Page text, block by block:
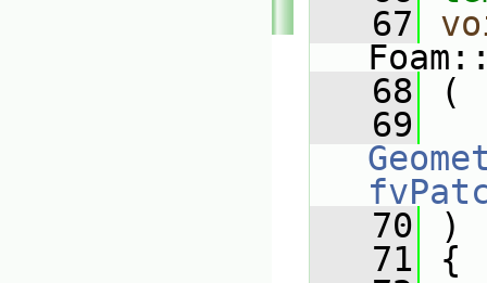
   67
   68
(
   69
   70
)
   71
{